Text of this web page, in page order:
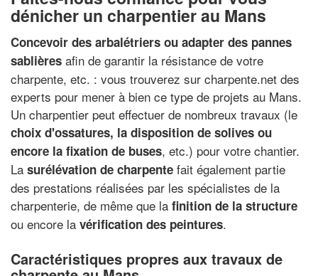
dénicher un charpentier au Mans
Concevoir des arbalétriers ou adapter des pannes
sablières afin de garantir la résistance de votre
charpente, etc. : vous trouverez sur charpente.net des
experts pour mener à bien ce type de projets au Mans.
Un charpentier peut effectuer de nombreux travaux (le
choix d'ossatures, la disposition de solives ou
encore la fixation de buses, etc.) pour votre chantier.
La surélévation de charpente fait également partie
des prestations réalisées par les spécialistes de la
charpenterie, de même que la finition de la structure
ou encore la vérification des peintures.
Caractéristiques propres aux travaux de